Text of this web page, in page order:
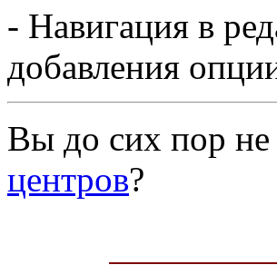
- Навигация в
добавления
Вы до сих пор не
центров?